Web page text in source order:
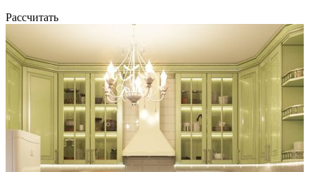
Рассчитать